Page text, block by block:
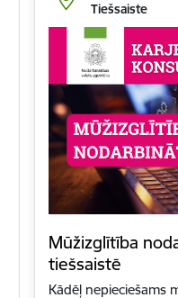
Tiešsaiste
Mūžizglītība
tiešsaistē
Kādēļ nepieciešams